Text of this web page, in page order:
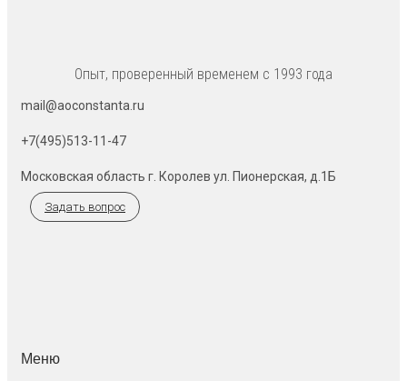
Опыт, проверенный временем с 1993 года
mail@aoconstanta.ru
+7(495)513-11-47
Московская область г. Королев ул. Пионерская, д.1Б
Задать вопрос
Меню